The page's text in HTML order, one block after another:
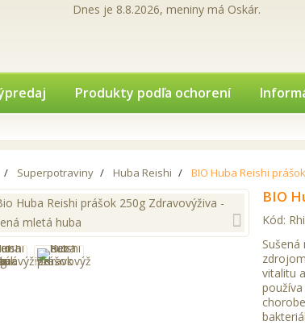
Dnes je 8.8.2026, meniny má Oskár.
Produkty podľa ochorení
Superpotraviny Huba Reishi BIO Huba Reishi
BIO
Kód:
vitalitu